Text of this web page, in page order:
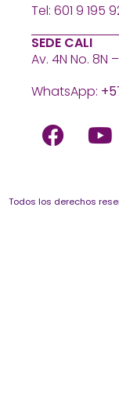
Tel: 601 9 195
SEDE CALI
Av. 4N No. 8N
WhatsApp:
Todos los derechos